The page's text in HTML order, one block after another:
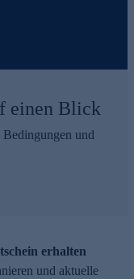
einen Blick
und
erhalten
und aktuelle